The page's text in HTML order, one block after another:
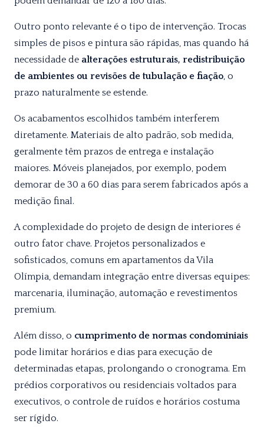
Outro ponto relevante é o tipo de intervenção. Trocas
simples de pisos e pintura são rápidas, mas quando há
necessidade de alterações estruturais, redistribuição
de ambientes ou revisões de tubulação e fiação, o
prazo naturalmente se estende.
Os acabamentos escolhidos também interferem
diretamente. Materiais de alto padrão, sob medida,
geralmente têm prazos de entrega e instalação
maiores. Móveis planejados, por exemplo, podem
demorar de 30 a 60 dias para serem fabricados após a
medição final.
A complexidade do projeto de design de interiores é
outro fator chave. Projetos personalizados e
sofisticados, comuns em apartamentos da Vila
Olímpia, demandam integração entre diversas equipes:
marcenaria, iluminação, automação e revestimentos
premium.
Além disso, o cumprimento de normas condominiais
pode limitar horários e dias para execução de
determinadas etapas, prolongando o cronograma. Em
prédios corporativos ou residenciais voltados para
executivos, o controle de ruídos e horários costuma
ser rígido.